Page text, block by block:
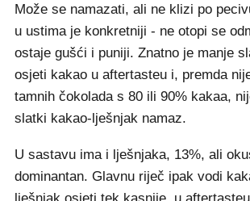
Može se namazati, ali ne klizi po
u ustima je konkretniji - ne otopi se
ostaje gušći i puniji. Znatno je manje
osjeti kakao u aftertasteu i, premda
tamnih čokolada s 80 ili 90% kakaa,
slatki kakao-lješnjak namaz.
U sastavu ima i lješnjaka, 13%, ali
dominantan. Glavnu riječ ipak vodi